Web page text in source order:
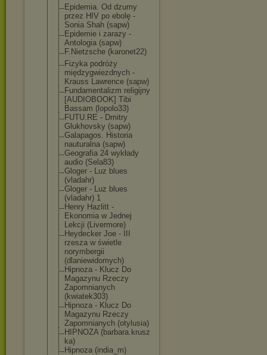
Epidemia. Od dzumy
przez HIV po ebolę -
Sonia Shah (sapw)
Epidemie i zarazy -
Antologia (sapw)
F.Nietzsche (karonet22)
Fizyka podróży
międzygwiezdnych -
Krauss Lawrence (sapw)
Fundamentalizm religijny
[AUDIOBOOK] Tibi
Bassam (lopolo33)
FUTU.RE - Dmitry
Glukhovsky (sapw)
Galapagos. Historia
nauturalna (sapw)
Geografia 24 wykłady
audio (Sela83)
Gloger - Luz blues
(vladahr)
Gloger - Luz blues
(vladahr) 1
Henry Hazlitt -
Ekonomia w Jednej
Lekcji (Livermore)
Heydecker Joe - III
rzesza w świetle
norymbergii
(dlaniewidomyc h)
Hipnoza - Klucz Do
Magazynu Rzeczy
Zapomnianych
(kwiatek303)
Hipnoza - Klucz Do
Magazynu Rzeczy
Zapomnianych (otylusia)
HIPNOZA (barbara.krusz
ka)
Hipnoza (india_m)